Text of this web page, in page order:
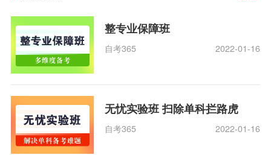
整专业保障班
自考365 2022-01-16
无忧实验班 扫除单科拦路虎
自考365 2022-01-16